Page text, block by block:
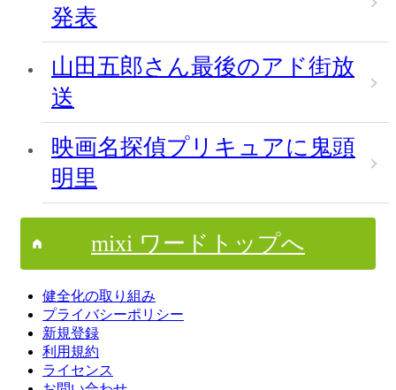
発表
山田五郎さん最後のアド街放
送
映画名探偵プリキュアに鬼頭
明里
mixi ワードトップへ
健全化の取り組み
プライバシーポリシー
新規登録
利用規約
ライセンス